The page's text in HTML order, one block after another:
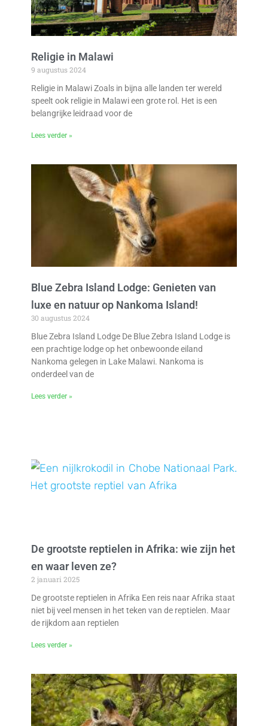
Religie in Malawi
9 augustus 2024
Religie in Malawi Zoals in bijna alle landen ter wereld
speelt ook religie in Malawi een grote rol. Het is een
belangrijke leidraad voor de
Lees verder »
Blue Zebra Island Lodge: Genieten van
luxe en natuur op Nankoma Island!
30 augustus 2024
Blue Zebra Island Lodge De Blue Zebra Island Lodge is
een prachtige lodge op het onbewoonde eiland
Nankoma gelegen in Lake Malawi. Nankoma is
onderdeel van de
Lees verder »
De grootste reptielen in Afrika: wie zijn het
en waar leven ze?
2 januari 2025
De grootste reptielen in Afrika Een reis naar Afrika staat
niet bij veel mensen in het teken van de reptielen. Maar
de rijkdom aan reptielen
Lees verder »